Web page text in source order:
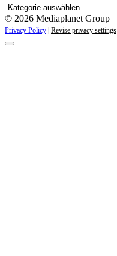
Kategorien
© 2026 Mediaplanet Group
Privacy Policy Revise privacy settings